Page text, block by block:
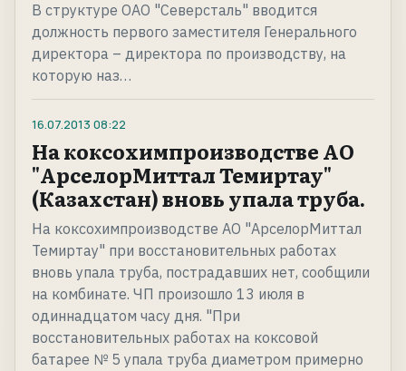
В структуре ОАО "Северсталь" вводится
должность первого заместителя Генерального
директора – директора по производству, на
которую наз…
16.07.2013 08:22
На коксохимпроизводстве АО
"АрселорМиттал Темиртау"
(Казахстан) вновь упала труба.
На коксохимпроизводстве АО "АрселорМиттал
Темиртау" при восстановительных работах
вновь упала труба, пострадавших нет, сообщили
на комбинате. ЧП произошло 13 июля в
одиннадцатом часу дня. "При
восстановительных работах на коксовой
батарее № 5 упала труба диаметром примерно